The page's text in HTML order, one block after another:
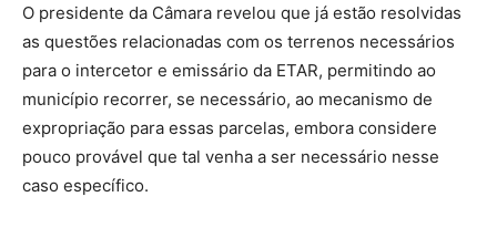
O presidente da Câmara revelou que já estão resolvidas
as questões relacionadas com os terrenos necessários
para o intercetor e emissário da ETAR, permitindo ao
município recorrer, se necessário, ao mecanismo de
expropriação para essas parcelas, embora considere
pouco provável que tal venha a ser necessário nesse
caso específico.